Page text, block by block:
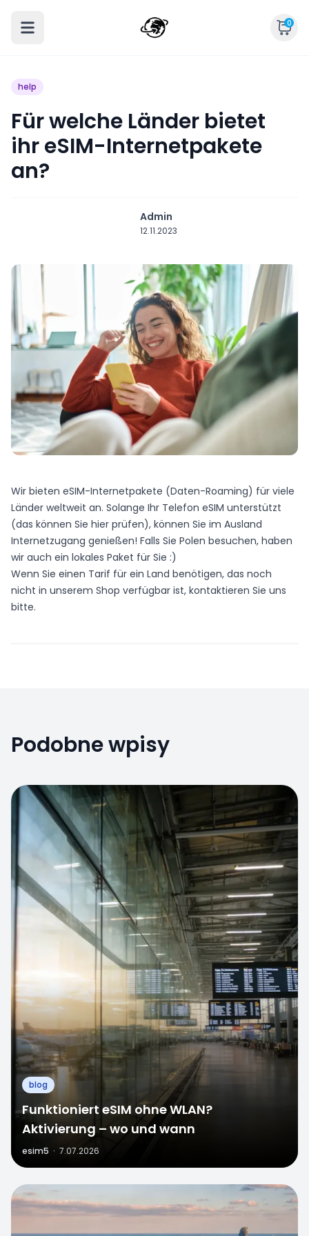
0
help
Für welche Länder bietet
ihr eSIM-Internetpakete
an?
Admin
12.11.2023
Wir bieten eSIM-Internetpakete (Daten-Roaming) für viele
Länder weltweit an. Solange Ihr Telefon eSIM unterstützt
(das können Sie hier prüfen), können Sie im Ausland
Internetzugang genießen! Falls Sie Polen besuchen, haben
wir auch ein lokales Paket für Sie :)
Wenn Sie einen Tarif für ein Land benötigen, das noch
nicht in unserem Shop verfügbar ist, kontaktieren Sie uns
bitte.
Podobne wpisy
blog
Funktioniert eSIM ohne WLAN?
Aktivierung – wo und wann
esim5 · 7.07.2026